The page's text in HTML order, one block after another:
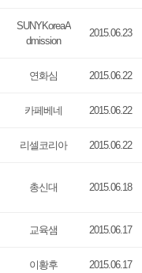
SUNYKoreaA
dmission
2015.06.23
연화심 2015.06.22
카페베네 2015.06.22
리셀코리아 2015.06.22
총신대 2015.06.18
교육샘 2015.06.17
이황후 2015.06.17